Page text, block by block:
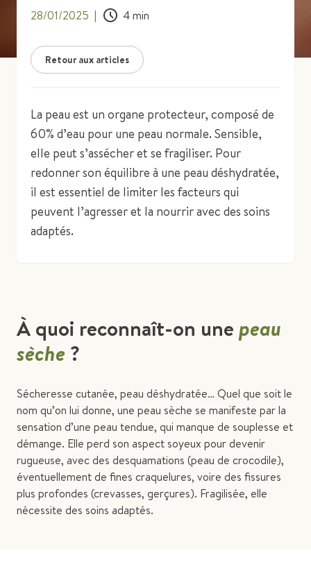
28/01/2025 | 4min
Retour aux articles
La peau est un organe protecteur, composé de
60% d’eau pour une peau normale. Sensible,
elle peut s’assécher et se fragiliser. Pour
redonner son équilibre à une peau déshydratée,
il est essentiel de limiter les facteurs qui
peuvent l’agresser et la nourrir avec des soins
adaptés.
À quoi reconnaît-on unepeau
sèche?
Sécheresse cutanée, peau déshydratée… Quel que soit le
nom qu’on lui donne, une peau sèche se manifeste par la
sensation d’une peau tendue, qui manque de souplesse et
démange. Elle perd son aspect soyeux pour devenir
rugueuse, avec des desquamations (peau de crocodile),
éventuellement de fines craquelures, voire des fissures
plus profondes (crevasses, gerçures). Fragilisée, elle
nécessite des soins adaptés.